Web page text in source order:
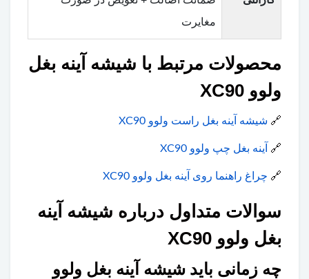
مغایرت
محصولات مرتبط با شیشه آینه بغل
ولوو XC90
🔗 شیشه آینه بغل راست ولوو XC90
🔗 آینه بغل چپ ولوو XC90
🔗 چراغ راهنما روی آینه بغل ولوو XC90
سوالات متداول درباره شیشه آینه
بغل ولوو XC90
چه زمانی باید شیشه آینه بغل ولوو